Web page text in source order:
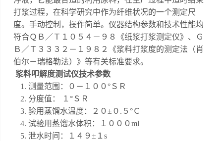
打浆过程，在科学研究中作为纤维状况的一个测定尺
度。手动控制，操作简单。仪器结构参数和技术性能均
符合ＱＢ／Ｔ１０５４－９８《纸浆打浆测定仪》、Ｇ
Ｂ／Ｔ３３３２－１９８２《浆料打浆度的测定法（肖
伯尔－瑞格勒法）》等有关标准要求。
浆料叩解度测试仪技术参数
1. 测量范围：０－１００°ＳＲ
2. 分度值： １°ＳＲ
3. 验用蒸馏水温度：２０±０.５°Ｃ
4. 试验用蒸馏水体积：１０００ml
5. 泄水时间：１４９±１s